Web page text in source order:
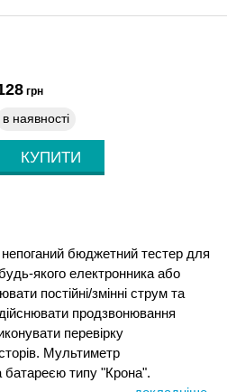
грн
в наявності
бюджетний тестер для
якого електронника або
постійні/змінні струм та
продзвонювання
перевірку
Мультиметр
типу "Крона".